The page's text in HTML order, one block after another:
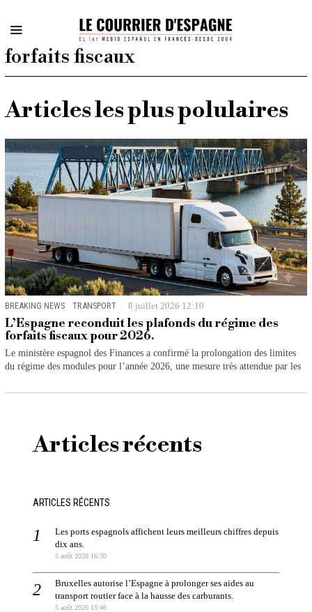
forfaits fiscaux
Articles les plus polulaires
BREAKING NEWS · TRANSPORT 8 juillet 2026 12:10
L’Espagne reconduit les plafonds du régime des
forfaits fiscaux pour 2026.
Le ministère espagnol des Finances a confirmé la prolongation des limites
du régime des modules pour l’année 2026, une mesure très attendue par les
Articles récents
ARTICLES RÉCENTS
Les ports espagnols affichent leurs meilleurs chiffres depuis
dix ans.
5 août 2026 16:30
Bruxelles autorise l’Espagne à prolonger ses aides au
transport routier face à la hausse des carburants.
5 août 2026 15:46